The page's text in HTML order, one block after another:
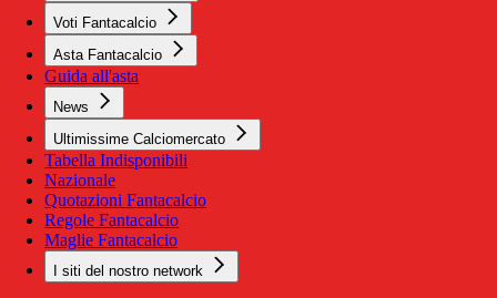
Voti Fantacalcio
Asta Fantacalcio
Guida all'asta
News
Ultimissime Calciomercato
Tabella Indisponibili
Nazionale
Quotazioni Fantacalcio
Regole Fantacalcio
Maglie Fantacalcio
I siti del nostro network